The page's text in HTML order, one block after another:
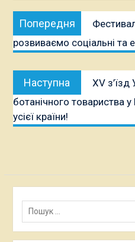
Навігація
записів
Попередня
Попередня
публікація:
розвиваємо соціальні та
Наступна
публікація:
XV з’їзд
ботанічного товариства
усієї країни!
Пошук: